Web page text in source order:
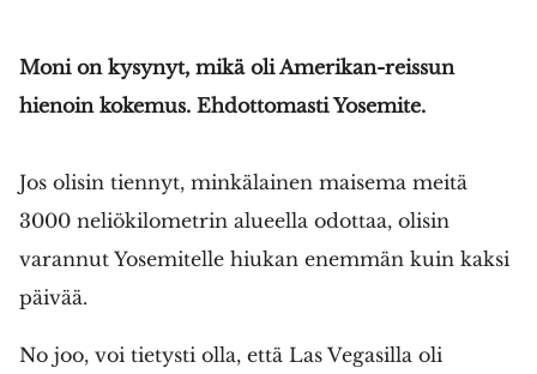
Moni on kysynyt, mikä oli Amerikan-reissun
hienoin kokemus. Ehdottomasti Yosemite.
Jos olisin tiennyt, minkälainen maisema meitä
3000 neliökilometrin alueella odottaa, olisin
varannut Yosemitelle hiukan enemmän kuin kaksi
päivää.
No joo, voi tietysti olla, että Las Vegasilla oli